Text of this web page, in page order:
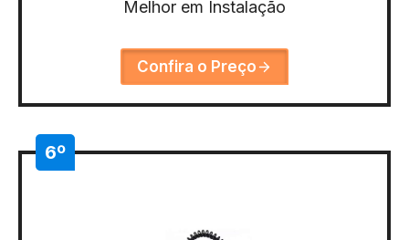
Melhor em Instalação
Confira o Preço
6º